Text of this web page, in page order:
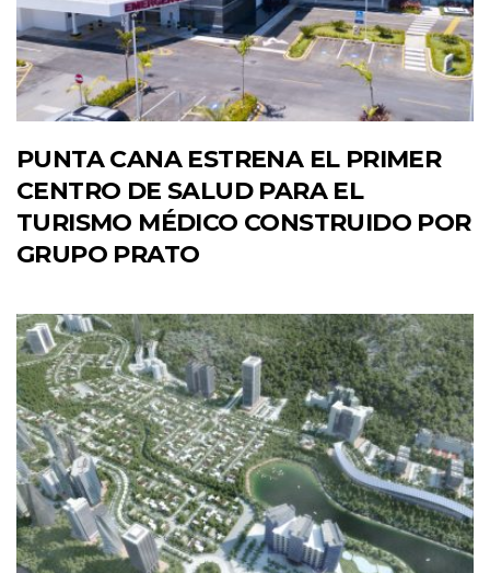
PUNTA CANA ESTRENA EL PRIMER
CENTRO DE SALUD PARA EL
TURISMO MÉDICO CONSTRUIDO POR
GRUPO PRATO